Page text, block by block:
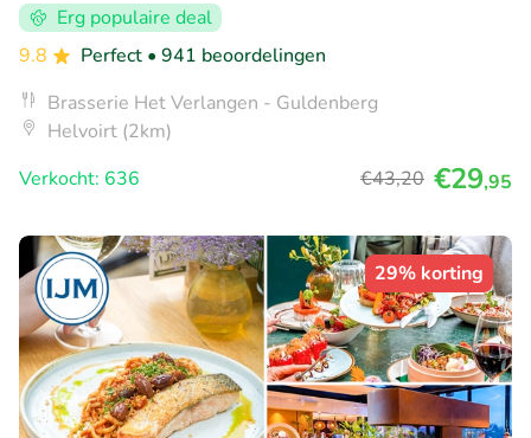
Erg populaire deal
9.8
Perfect • 941 beoordelingen
Brasserie Het Verlangen - Guldenberg
Helvoirt (2km)
Verkocht: 636
€43,20 €29,95
29% korting